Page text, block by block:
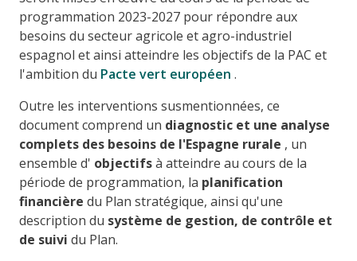
programmation 2023-2027 pour répondre aux
besoins du secteur agricole et agro-industriel
espagnol et ainsi atteindre les objectifs de la PAC et
l'ambition du Pacte vert européen .
Outre les interventions susmentionnées, ce
document comprend un diagnostic et une analyse
complets des besoins de l'Espagne rurale , un
ensemble d' objectifsà atteindre au cours de la
période de programmation, la planification
financière du Plan stratégique, ainsi qu'une
description du système de gestion, de contrôle et
de suivi du Plan.